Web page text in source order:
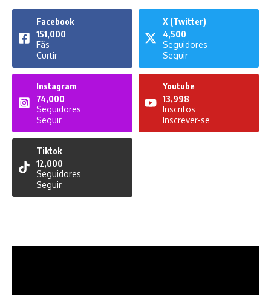
Facebook
151,000
Fãs
Curtir
X (Twitter)
4,500
Seguidores
Seguir
Instagram
74,000
Seguidores
Seguir
Youtube
13,998
Inscritos
Inscrever-se
Tiktok
12,000
Seguidores
Seguir